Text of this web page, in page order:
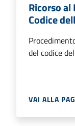
Ricorso
Codice
del codice
VAI ALLA